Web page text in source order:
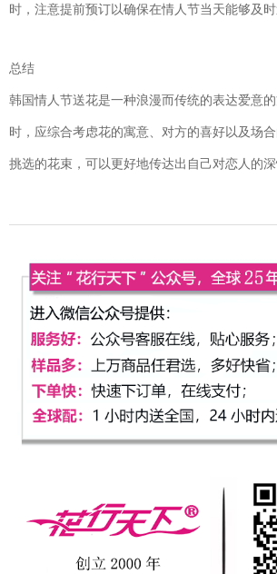
时，注意提前预订以确保在情人节当天能够及时
总结
韩国情人节送花是一种浪漫而传统的表达爱意
时，应综合考虑花的寓意、对方的喜好以及场
挑选的花束，可以更好地传达出自己对恋人的深